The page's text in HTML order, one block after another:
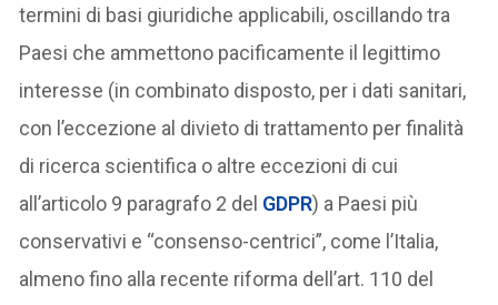
termini di basi giuridiche applicabili, oscillando tra
Paesi che ammettono pacificamente il legittimo
interesse (in combinato disposto, per i dati sanitari,
con l’eccezione al divieto di trattamento per finalità
di ricerca scientifica o altre eccezioni di cui
all’articolo 9 paragrafo 2 del GDPR) a Paesi più
conservativi e “consenso-centrici”, come l’Italia,
almeno fino alla recente riforma dell’art. 110 del